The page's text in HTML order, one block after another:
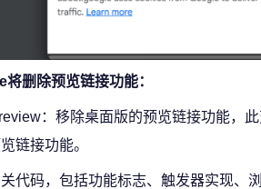
删除预览链接功能：
：移除桌面版的预览链接功能，
链接功能。
代码，包括功能标志、触发器实现、